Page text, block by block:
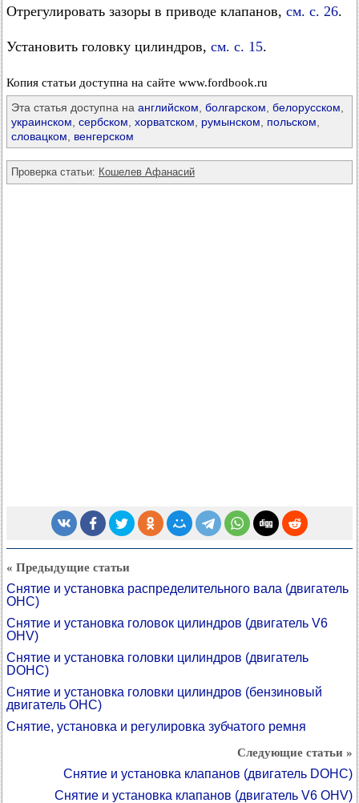
Отрегулировать зазоры в приводе клапанов, см. с. 26.
Установить головку цилиндров, см. с. 15.
Копия статьи доступна на сайте www.fordbook.ru
Эта статья доступна на английском болгарском белорусском
украинском сербском хорватском румынском польском
словацком
венгерском
Проверка статьи: Кошелев Афанасий
« Предыдущие статьи
Снятие и установка распределительного вала (двигатель
OHC)
Снятие и установка головок цилиндров (двигатель V6
OHV)
Снятие и установка головки цилиндров (двигатель
DOHC)
Снятие и установка головки цилиндров (бензиновый
двигатель OHC)
Снятие, установка и регулировка зубчатого ремня
Следующие статьи »
Снятие и установка клапанов (двигатель DOHC)
Снятие и установка клапанов (двигатель V6 OHV)